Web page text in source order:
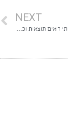
NEXT
הלבנת שיניים – מתי רואים תוצאות וכמה זמן הן נשמרות?